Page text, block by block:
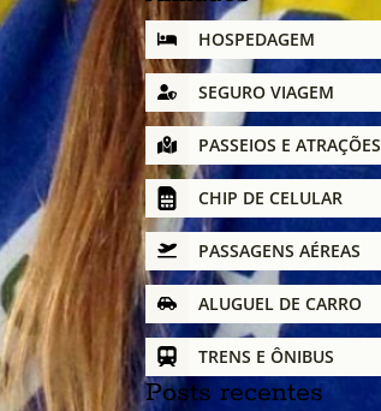
HOSPEDAGEM
SEGURO VIAGEM
PASSEIOS E ATRAÇÕES
CHIP DE CELULAR
PASSAGENS AÉREAS
ALUGUEL DE CARRO
TRENS E ÔNIBUS
Posts recentes